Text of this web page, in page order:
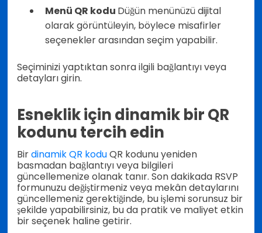
Menü QR kodu Düğün menünüzü dijital
olarak görüntüleyin, böylece misafirler
seçenekler arasından seçim yapabilir.
Seçiminizi yaptıktan sonra ilgili bağlantıyı veya
detayları girin.
Esneklik için dinamik bir QR
kodunu tercih edin
Birdinamik QR koduQR kodunu yeniden
basmadan bağlantıyı veya bilgileri
güncellemenize olanak tanır. Son dakikada RSVP
formunuzu değiştirmeniz veya mekân detaylarını
güncellemeniz gerektiğinde, bu işlemi sorunsuz bir
şekilde yapabilirsiniz, bu da pratik ve maliyet etkin
bir seçenek haline getirir.